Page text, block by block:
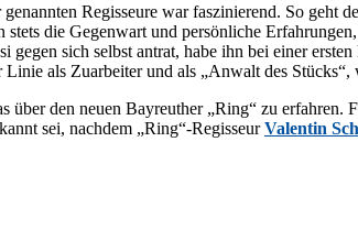
Re­gis­seu­re war fas­zi­nie­rend. So
stets die Ge­gen­wart und per­sön­li­che
sich selbst an­trat, habe ihn bei ei­ner
als Zu­ar­bei­ter und als „An­walt des
den neu­en Bay­reu­ther „Ring“ zu
sei, nach­dem „Ring“-RegisseurVa­len­tin